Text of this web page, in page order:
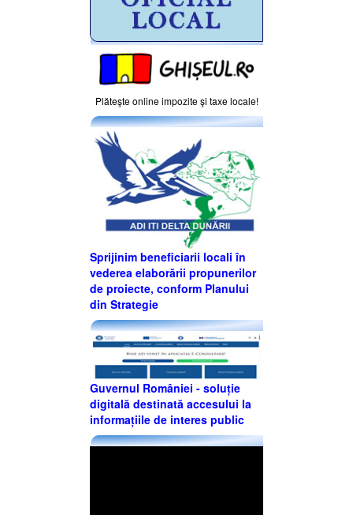
Plăteşte online impozite şi taxe locale!
Sprijinim beneficiarii locali în
vederea elaborării propunerilor
de proiecte, conform Planului
din Strategie
Guvernul României - soluție
digitală destinată accesului la
informațiile de interes public